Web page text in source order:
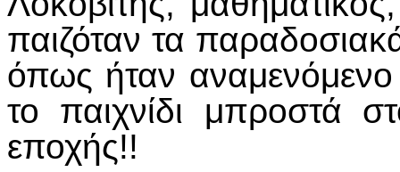
παιζόταν τα
όπως ήταν
το παιχνίδι μπροστά
εποχής!!